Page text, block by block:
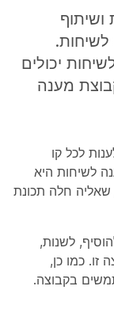
לשיחות.
יכולים
מענה
לכל קו
לשיחות היא
חלה תכונת
לשנות,
זו. כמו כן,
בקבוצה.